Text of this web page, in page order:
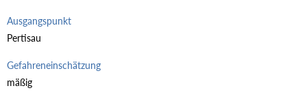
Ausgangspunkt
Pertisau
Gefahreneinschätzung
mäßig